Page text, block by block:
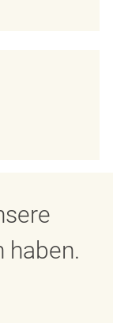
teilen
haben.